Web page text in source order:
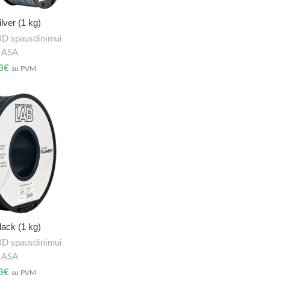
(1 kg)
spausdinimui
ASA
€ su PVM
(1 kg)
spausdinimui
ASA
€ su PVM